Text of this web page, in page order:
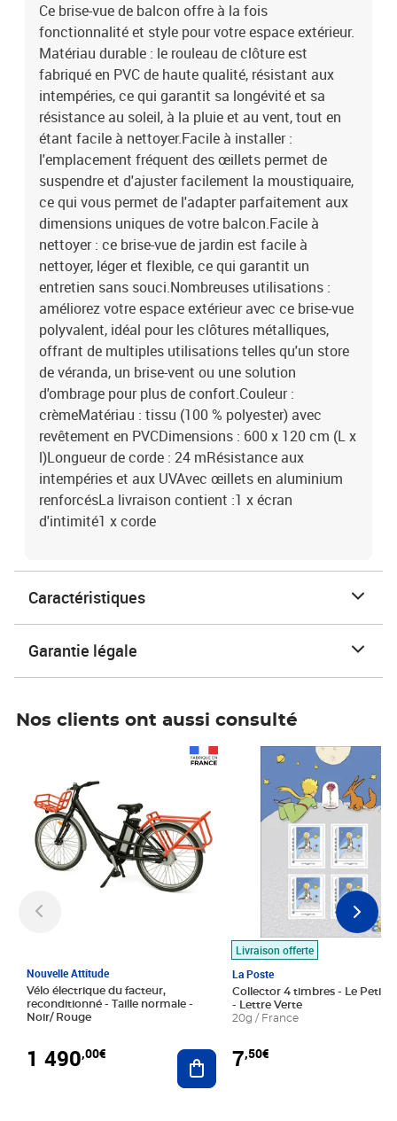
PVCDimensions : 600 x 120 cm (L x l)Longueur de corde : 24
mRésistance aux intempéries et aux UVAvec œillets en aluminium
renforcésLa livraison contient :1 x écran d'intimité1 x corde
Ce brise-vue de balcon offre à la fois
fonctionnalité et style pour votre espace extérieur.
Matériau durable : le rouleau de clôture est
fabriqué en PVC de haute qualité, résistant aux
intempéries, ce qui garantit sa longévité et sa
résistance au soleil, à la pluie et au vent, tout en
étant facile à nettoyer.Facile à installer :
l'emplacement fréquent des œillets permet de
suspendre et d'ajuster facilement la moustiquaire,
ce qui vous permet de l'adapter parfaitement aux
dimensions uniques de votre balcon.Facile à
nettoyer : ce brise-vue de jardin est facile à
nettoyer, léger et flexible, ce qui garantit un
entretien sans souci.Nombreuses utilisations :
améliorez votre espace extérieur avec ce brise-vue
polyvalent, idéal pour les clôtures métalliques,
offrant de multiples utilisations telles qu'un store
de véranda, un brise-vent ou une solution
d'ombrage pour plus de confort.Couleur :
crèmeMatériau : tissu (100 % polyester) avec
revêtement en PVCDimensions : 600 x 120 cm (L x
l)Longueur de corde : 24 mRésistance aux
intempéries et aux UVAvec œillets en aluminium
renforcésLa livraison contient :1 x écran
d'intimité1 x corde
Caractéristiques
Garantie légale
Nos clients ont aussi consulté
Nouvelle Attitude
Vélo électrique du facteur,
reconditionné - Taille normale -
Noir/ Rouge
1 490,00€ Ajouter au panier
Livraison offerte
La Poste
Collector 4 timbres - Le Petit
- Lettre Verte
20g / France
7,50€
Prix 7,50€